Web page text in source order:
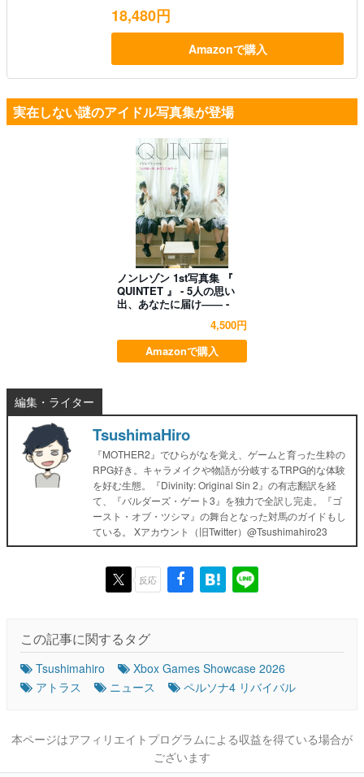
18,480円
Amazonで購入
実在しない謎のアイドル写真集が登場
ノンレゾン 1st写真集 『
QUINTET 』 - 5人の思い
出、あなたに届け―― -
4,500円
Amazonで購入
編集・ライター
TsushimaHiro
『MOTHER2』でひらがなを覚え、ゲームと育った生粋の
RPG好き。キャラメイクや物語が分岐するTRPG的な体験
を好む生態。『Divinity: Original Sin 2』の有志翻訳を経
て、『バルダーズ・ゲート3』を独力で全訳し完走。『ゴ
ースト・オブ・ツシマ』の舞台となった対馬のガイドもし
ている。 Xアカウント（旧Twitter）@Tsushimahiro23
反応
この記事に関するタグ
Tsushimahiro
Xbox Games Showcase 2026
アトラス
ニュース ペルソナ4 リバイバル
本ページはアフィリエイトプログラムによる収益を得ている場合が
ございます